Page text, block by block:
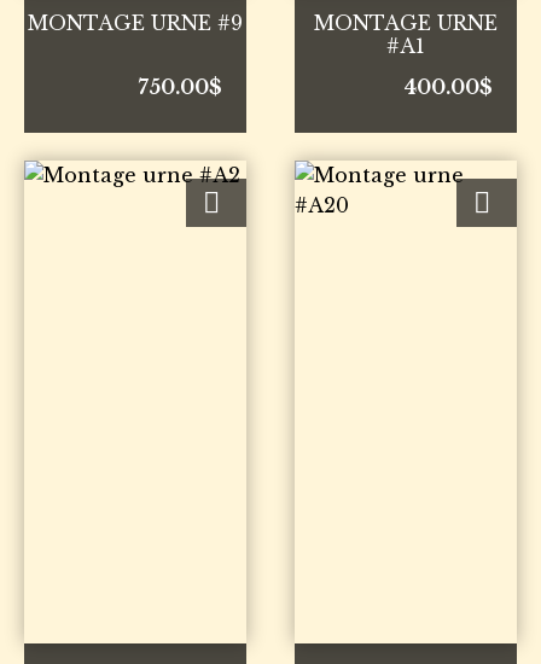
MONTAGE URNE #9
750.00$
MONTAGE URNE
#A1
400.00$